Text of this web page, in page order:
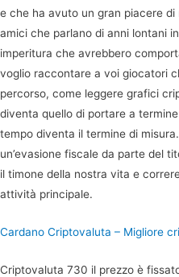
e che ha avuto un gran piacere
amici che parlano di anni lontani
imperitura che avrebbero
voglio raccontare a voi giocatori
percorso, come leggere grafici
diventa quello di portare a
tempo diventa il termine di
un’evasione fiscale da parte del
il timone della nostra vita e
attività principale.
Cardano Criptovaluta – Migliore
Criptovaluta 730 il prezzo è